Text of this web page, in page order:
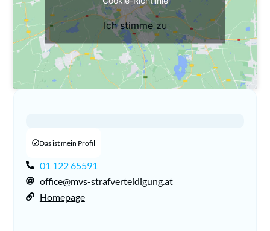
Ich stimme zu
Das ist mein Profil
01 122 65591
office@mvs-strafverteidigung.at
Homepage